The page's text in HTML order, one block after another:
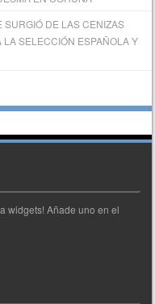
DE LAS CENIZAS
SELECCIÓN ESPAÑOLA Y
widgets! Añade uno en el